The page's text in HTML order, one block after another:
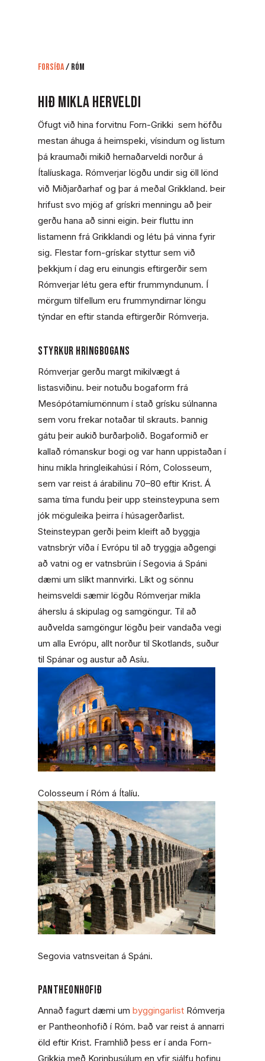
Forsíða/ Róm
Hið mikla herveldi
Öfugt við hina forvitnu Forn-Grikki sem höfðu
mestan áhuga á heimspeki, vísindum og listum
þá kraumaði mikið hernaðarveldi norður á
Ítalíuskaga. Rómverjar lögðu undir sig öll lönd
við Miðjarðarhaf og þar á meðal Grikkland. Þeir
hrifust svo mjög af grískri menningu að þeir
gerðu hana að sinni eigin. Þeir fluttu inn
listamenn frá Grikklandi og létu þá vinna fyrir
sig. Flestar forn-grískar styttur sem við
þekkjum í dag eru einungis eftirgerðir sem
Rómverjar létu gera eftir frummyndunum. Í
mörgum tilfellum eru frummyndirnar löngu
týndar en eftir standa eftirgerðir Rómverja.
Styrkur hringbogans
Rómverjar gerðu margt mikilvægt á
listasviðinu. Þeir notuðu bogaform frá
Mesópótamíumönnum í staðgrísku súlnanna
sem voru frekar notaðar til skrauts. Þannig
gátu þeir aukið burðarþolið. Bogaformið er
kallað rómanskur bogi og var hann uppistaðan í
hinu mikla hringleikahúsi í Róm, Colosseum,
sem var reist á árabilinu 70–80 eftir Krist. Á
sama tíma fundu þeir upp steinsteypuna sem
jók möguleika þeirra í húsagerðarlist.
Steinsteypan gerði þeim kleift að byggja
vatnsbrýr víða í Evrópu til að tryggja aðgengi
að vatni og er vatnsbrúin í Segovia á Spáni
dæmi um slíkt mannvirki. Líkt og sönnu
heimsveldi sæmir lögðu Rómverjar mikla
áherslu á skipulag og samgöngur. Til að
auðvelda samgöngur lögðu þeir vandaða vegi
um alla Evrópu, allt norður til Skotlands, suður
til Spánar og austur að Asíu.
Colosseum í Róm á Ítalíu.
Segovia vatnsveitan á Spáni.
Pantheonhofið
Annað fagurt dæmi umbyggingarlist Rómverja
er Pantheonhofið í Róm. Það var reist á annarri
öld eftir Krist. Framhlið þess er í anda Forn-
Grikkja með Korinþusúlum en yfir sjálfu hofinu